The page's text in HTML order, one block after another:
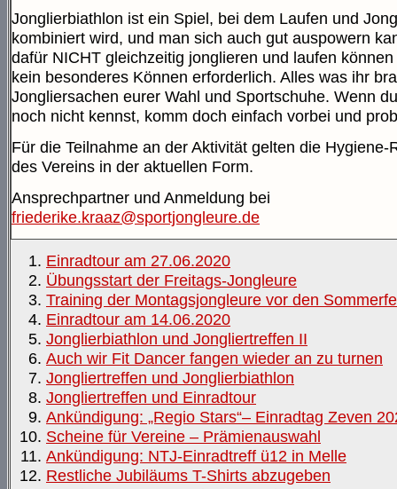
Jonglierbiathlon ist ein Spiel, bei dem Laufen und
kombiniert wird, und man sich auch gut auspowern
dafür NICHT gleichzeitig jonglieren und laufen
kein besonderes Können erforderlich. Alles was ihr
Jongliersachen eurer Wahl und Sportschuhe. Wenn
noch nicht kennst, komm doch einfach vorbei und
Für die Teilnahme an der Aktivität gelten die Hygiene-
des Vereins in der aktuellen Form.
Ansprechpartner und Anmeldung bei
friederike.kraaz@sportjongleure.de
Einradtour am 27.06.2020
Übungsstart der Freitags-Jongleure
Training der Montagsjongleure vor den
Einradtour am 14.06.2020
Jonglierbiathlon und Jongliertreffen II
Auch wir Fit Dancer fangen wieder an zu turnen
Jongliertreffen und Jonglierbiathlon
Jongliertreffen und Einradtour
Ankündigung: „Regio Stars“– Einradtag Zeven
Scheine für Vereine – Prämienauswahl
Ankündigung: NTJ-Einradtreff ü12 in Melle
Restliche Jubiläums T-Shirts abzugeben